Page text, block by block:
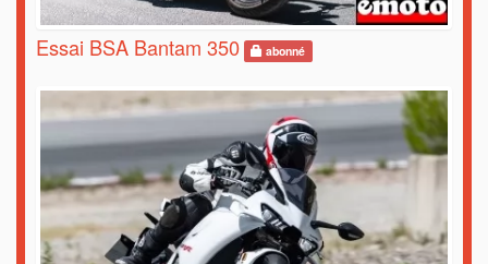
Essai BSA Bantam 350 abonné